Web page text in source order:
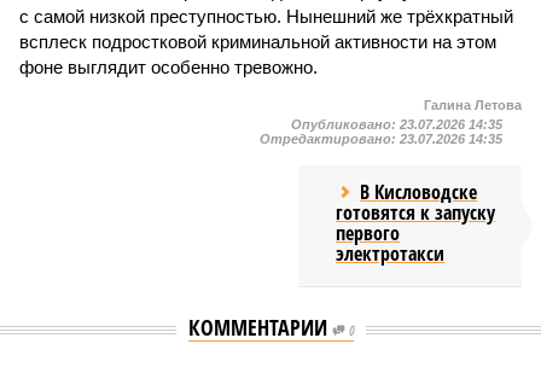
с самой низкой преступностью. Нынешний же трёхкратный
всплеск подростковой криминальной активности на этом
фоне выглядит особенно тревожно.
Галина Летова
Опубликовано: 23.07.2026 14:35
Отредактировано: 23.07.2026 14:35
В Кисловодске
готовятся к запуску
первого
электротакси
КОММЕНТАРИИ 0